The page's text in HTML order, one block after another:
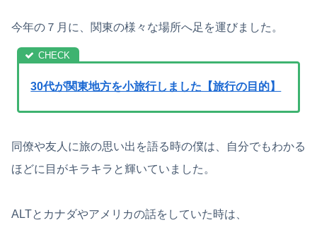
今年の７月に、関東の様々な場所へ足を運びました。
30代が関東地方を小旅行しました【旅行の目的】
同僚や友人に旅の思い出を語る時の僕は、自分でもわかる
ほどに目がキラキラと輝いていました。
ALTとカナダやアメリカの話をしていた時は、